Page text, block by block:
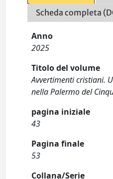
Scheda completa
Anno
2025
Titolo del volume
Avvertimenti cristiani.
nella Palermo del
pagina iniziale
43
Pagina finale
53
Collana/Serie